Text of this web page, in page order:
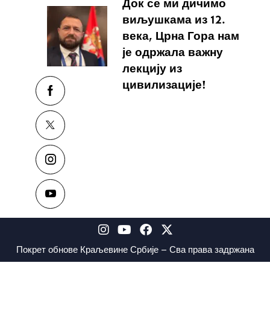
Док се ми дичимо
виљушкама из 12.
века, Црна Гора нам
је одржала важну
лекцију из
цивилизације!
Покрет обнове Краљевине Србије – Сва права задржана